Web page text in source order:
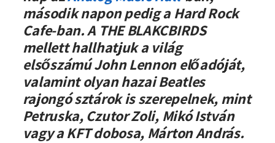
második napon pedig a Hard Rock
Cafe-ban. A THE BLAKCBIRDS
mellett hallhatjuk a világ
elsőszámú John Lennon előadóját,
valamint olyan hazai Beatles
rajongó sztárok is szerepelnek, mint
Petruska, Czutor Zoli, Mikó István
vagy a KFT dobosa, Márton András.